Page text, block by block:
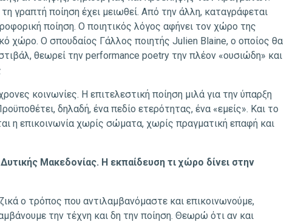
γραπτή ποίηση έχει μειωθεί. Από την άλλη, καταγράφεται
ποίηση. Ο ποιητικός λόγος αφήνει τον χώρο της
χώρο. Ο σπουδαίος Γάλλος ποιητής Julien Blaine, ο οποίος θα
θεωρεί την performance poetry την πλέον «ουσιώδη» και
κοινωνίες. Η επιτελεστική ποίηση μιλά για την ύπαρξη
δηλαδή, ένα πεδίο ετερότητας, ένα «εμείς». Και το
η επικοινωνία χωρίς σώματα, χωρίς πραγματική επαφή και
Μακεδονίας. Η εκπαίδευση τι χώρο δίνει στην
ο τρόπος που αντιλαμβανόμαστε και επικοινωνούμε,
την τέχνη και δη την ποίηση. Θεωρώ ότι αν και